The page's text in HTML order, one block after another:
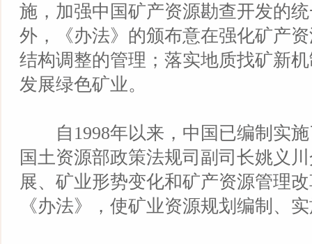
施，加强中国矿产资源勘查开发的
外，《办法》的颁布意在强化矿产
结构调整的管理；落实地质找矿新
发展绿色矿业。
自1998年以来，中国已编制实施
国土资源部政策法规司副司长姚义
展、矿业形势变化和矿产资源管理
《办法》，使矿业资源规划编制、